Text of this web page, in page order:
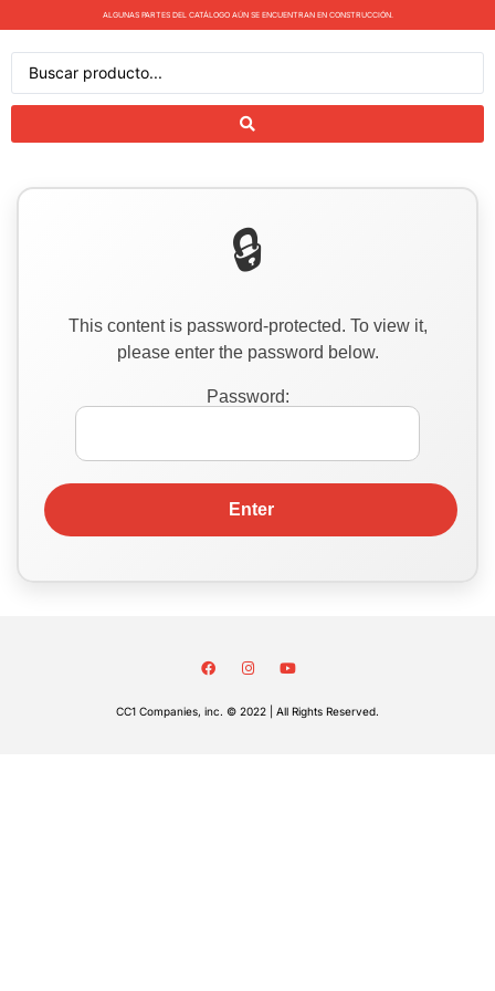
ALGUNAS PARTES DEL CATÁLOGO AÚN SE ENCUENTRAN EN CONSTRUCCIÓN.
This content is password-protected. To view it,
please enter the password below.
Password:
CC1 Companies, inc. © 2022 | All Rights Reserved.